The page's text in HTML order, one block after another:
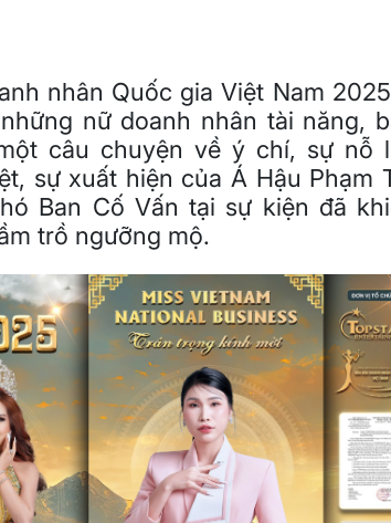
nhân Quốc gia Việt Nam
nữ doanh nhân tài năng,
câu chuyện về ý chí, sự nỗ
sự xuất hiện của Á Hậu Phạm
Ban Cố Vấn tại sự kiện đã
trồ ngưỡng mộ.